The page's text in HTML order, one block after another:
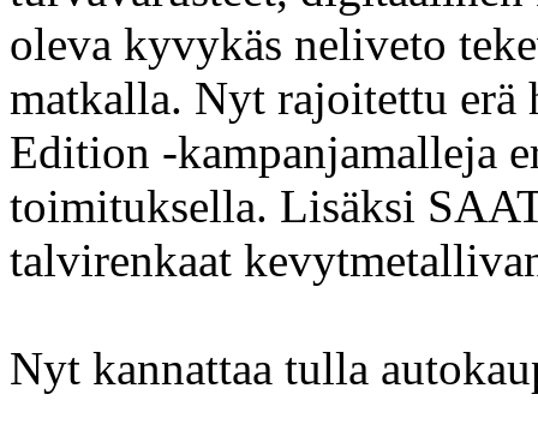
oleva kyvykäs neliveto
matkalla. Nyt rajoitettu erä
Edition -kampanjamalleja
toimituksella. Lisäksi
talvirenkaat
Nyt kannattaa tulla